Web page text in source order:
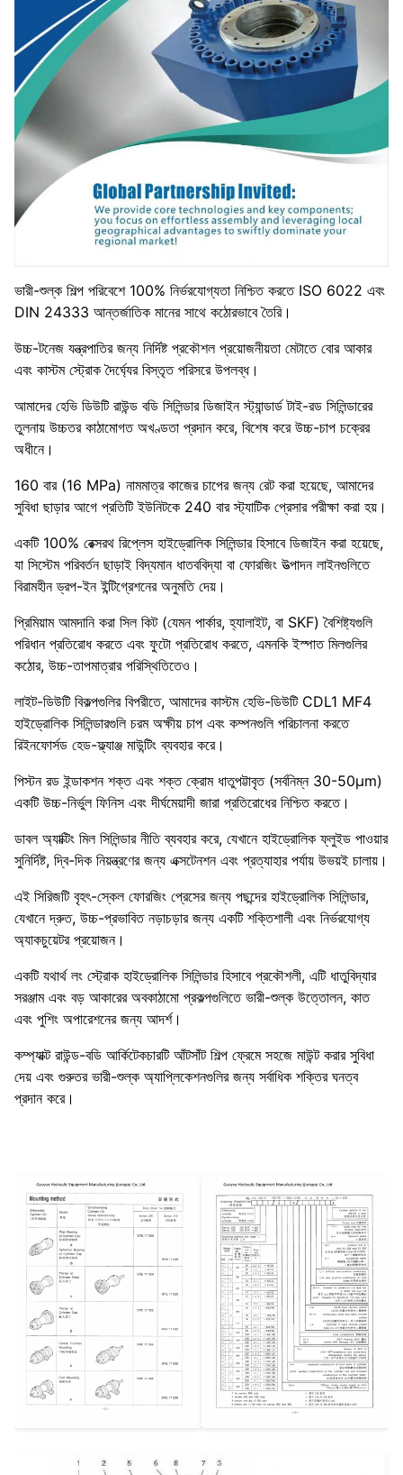
ভারী-শুল্ক শিল্প পরিবেশে 100% নির্ভরযোগ্যতা নিশ্চিত করতে ISO 6022 এবং
DIN 24333 আন্তর্জাতিক মানের সাথে কঠোরভাবে তৈরি।
উচ্চ-টনেজ যন্ত্রপাতির জন্য নির্দিষ্ট প্রকৌশল প্রয়োজনীয়তা মেটাতে বোর আকার
এবং কাস্টম স্ট্রোক দৈর্ঘ্যের বিস্তৃত পরিসরে উপলব্ধ।
আমাদের হেভি ডিউটি ​​রাউন্ড বডি সিলিন্ডার ডিজাইন স্ট্যান্ডার্ড টাই-রড সিলিন্ডারের
তুলনায় উচ্চতর কাঠামোগত অখণ্ডতা প্রদান করে, বিশেষ করে উচ্চ-চাপ চক্রের
অধীনে।
160 বার (16 MPa) নামমাত্র কাজের চাপের জন্য রেট করা হয়েছে, আমাদের
সুবিধা ছাড়ার আগে প্রতিটি ইউনিটকে 240 বার স্ট্যাটিক প্রেসার পরীক্ষা করা হয়।
একটি 100% রেক্সরথ রিপ্লেস হাইড্রোলিক সিলিন্ডার হিসাবে ডিজাইন করা হয়েছে,
যা সিস্টেম পরিবর্তন ছাড়াই বিদ্যমান ধাতববিদ্যা বা ফোরজিং উত্পাদন লাইনগুলিতে
বিরামহীন ড্রপ-ইন ইন্টিগ্রেশনের অনুমতি দেয়।
প্রিমিয়াম আমদানি করা সিল কিট (যেমন পার্কার, হ্যালাইট, বা SKF) বৈশিষ্ট্যগুলি
পরিধান প্রতিরোধ করতে এবং ফুটো প্রতিরোধ করতে, এমনকি ইস্পাত মিলগুলির
কঠোর, উচ্চ-তাপমাত্রার পরিস্থিতিতেও।
লাইট-ডিউটি ​​বিকল্পগুলির বিপরীতে, আমাদের কাস্টম হেভি-ডিউটি ​​CDL1 MF4
হাইড্রোলিক সিলিন্ডারগুলি চরম অক্ষীয় চাপ এবং কম্পনগুলি পরিচালনা করতে
রিইনফোর্সড হেড-ফ্ল্যাঞ্জ মাউন্টিং ব্যবহার করে।
পিস্টন রড ইন্ডাকশন শক্ত এবং শক্ত ক্রোম ধাতুপট্টাবৃত (সর্বনিম্ন 30-50μm)
একটি উচ্চ-নির্ভুল ফিনিস এবং দীর্ঘমেয়াদী জারা প্রতিরোধের নিশ্চিত করতে।
ডাবল অ্যাক্টিং মিল সিলিন্ডার নীতি ব্যবহার করে, যেখানে হাইড্রোলিক ফ্লুইড পাওয়ার
সুনির্দিষ্ট, দ্বি-দিক নিয়ন্ত্রণের জন্য এক্সটেনশন এবং প্রত্যাহার পর্যায় উভয়ই চালায়।
এই সিরিজটি বৃহৎ-স্কেল ফোরজিং প্রেসের জন্য পছন্দের হাইড্রোলিক সিলিন্ডার,
যেখানে দ্রুত, উচ্চ-প্রভাবিত নড়াচড়ার জন্য একটি শক্তিশালী এবং নির্ভরযোগ্য
অ্যাকচুয়েটর প্রয়োজন।
একটি যথার্থ লং স্ট্রোক হাইড্রোলিক সিলিন্ডার হিসাবে প্রকৌশলী, এটি ধাতুবিদ্যার
সরঞ্জাম এবং বড় আকারের অবকাঠামো প্রকল্পগুলিতে ভারী-শুল্ক উত্তোলন, কাত
এবং পুশিং অপারেশনের জন্য আদর্শ।
কম্প্যাক্ট রাউন্ড-বডি আর্কিটেকচারটি আঁটসাঁট শিল্প ফ্রেমে সহজে মাউন্ট করার সুবিধা
দেয় এবং গুরুতর ভারী-শুল্ক অ্যাপ্লিকেশনগুলির জন্য সর্বাধিক শক্তির ঘনত্ব
প্রদান করে।